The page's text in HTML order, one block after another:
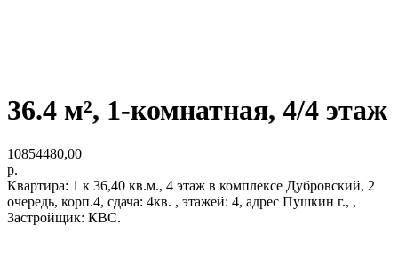
36.4 м², 1-комнатная, 4/4 этаж
10854480,00
р.
Квартира: 1 к 36,40 кв.м., 4 этаж в комплексе Дубровский, 2
очередь, корп.4, сдача: 4кв. , этажей: 4, адрес Пушкин г., ,
Застройщик: КВС.